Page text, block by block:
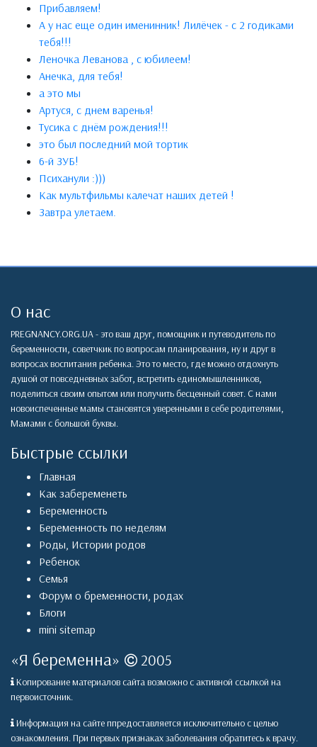
Прибавляем!
А у нас еще один именинник! Лилёчек - с 2 годиками
тебя!!!
Леночка Леванова , с юбилеем!
Анечка, для тебя!
а это мы
Артуся, с днем варенья!
Тусика с днём рождения!!!
это был последний мой тортик
6-й ЗУБ!
Психанули :)))
Как мультфильмы калечат наших детей !
Завтра улетаем.
О нас
PREGNANCY.ORG.UA - это ваш друг, помощник и путеводитель по
беременности, советчкик по вопросам планирования, ну и друг в
вопросах воспитания ребенка. Это то место, где можно отдохнуть
душой от повседневных забот, встретить единомышленников,
поделиться своим опытом или получить бесценный совет. С нами
новоиспеченные мамы становятся уверенными в себе родителями,
Мамами с большой буквы.
Быстрые ссылки
Главная
Как забеременеть
Беременность
Беременность по неделям
Роды, Истории родов
Ребенок
Семья
Форум о бременности, родах
Блоги
mini sitemap
«Я беременна» 2005
Копирование материалов сайта возможно с активной ссылкой на
первоисточник.
Информация на сайте ппредоставляется исключительно с целью
ознакомления. При первых признаках заболевания обратитесь к врачу.